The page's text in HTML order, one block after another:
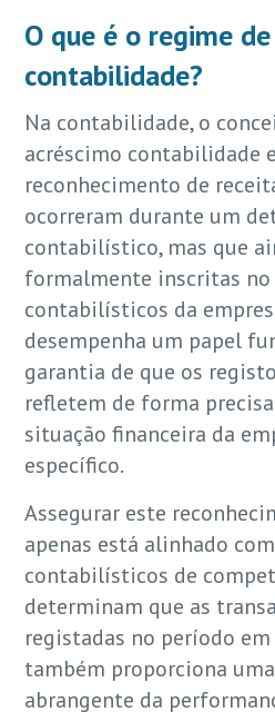
O que é o regime
contabilidade?
Na contabilidade, o
acréscimo contabilidade
reconhecimento de
ocorreram durante um
contabilístico, mas que
formalmente inscritas
contabilísticos da
desempenha um papel
garantia de que os
refletem de forma
situação financeira da
específico.
Assegurar este
apenas está alinhado
contabilísticos de
determinam que as
registadas no período
também proporciona
abrangente da